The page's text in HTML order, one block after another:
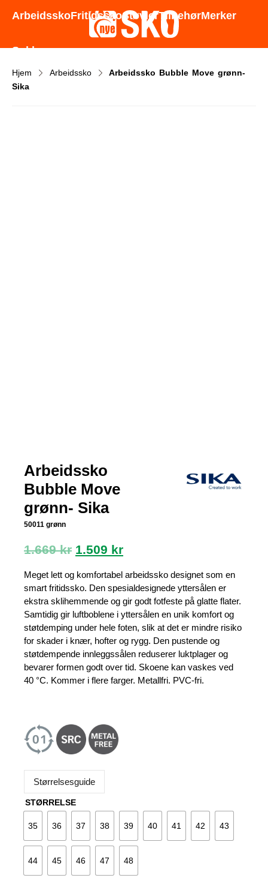
Godt utvalg - Gode priser - Rask levering
ArbeidsskoFritidsskoStøvlerTilbehørMerker
Sokker
Hjem Arbeidssko
Arbeidssko Bubble Move grønn-
Sika
Arbeidssko
Bubble Move
grønn- Sika
50011 grønn
1.669kr Opprinnelig
var:
1.669 kr.
1.509 krNåværende
er:
1.509 kr.
Meget lett og komfortabel arbeidssko designet som en
smart fritidssko. Den spesialdesignede yttersålen er
ekstra sklihemmende og gir godt fotfeste på glatte flater.
Samtidig gir luftboblene i yttersålen en unik komfort og
støtdemping under hele foten, slik at det er mindre risiko
for skader i knær, hofter og rygg. Den pustende og
støtdempende innleggssålen reduserer luktplager og
bevarer formen godt over tid. Skoene kan vaskes ved
40 °C. Kommer i flere farger. Metallfri. PVC-fri.
Størrelsesguide
STØRRELSE
35 36 37 38 39 40 41 42 43
44 45 46 47 48